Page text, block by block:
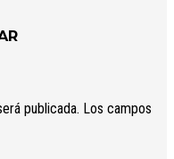
publicada. Los campos